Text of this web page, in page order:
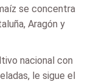
se concentra
Aragón y
nacional con
le sigue el